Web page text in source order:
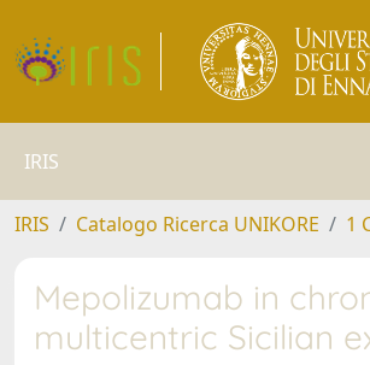
IRIS
IRIS Catalogo Ricerca UNIKORE 1
Mepolizumab in
multicentric Sicilian